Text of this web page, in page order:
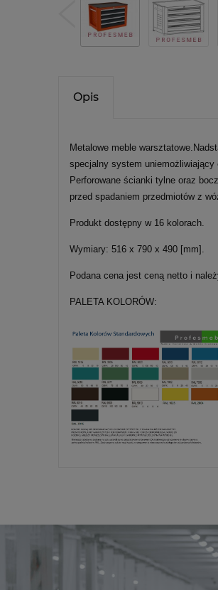
Opis
Metalowe meble
specjalny system uniemożliwiający
Perforowane ścianki tylne oraz
przed spadaniem przedmiotów z
Produkt dostępny w 16 kolorach.
Wymiary: 516 x 790 x 490 [mm].
Podana cena jest ceną netto i
PALETA KOLORÓW: